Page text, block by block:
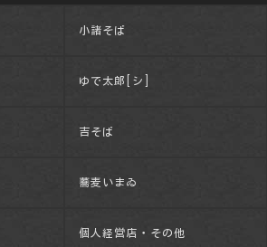
小諸そば
ゆで太郎[シ]
吉そば
蕎麦いまゐ
個人経営店・その他